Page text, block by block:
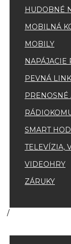
HUDOBNÉ
MOBILNÁ
MOBILY
NAPÁJACIE
PEVNÁ
SMART
TELEVÍZIA,
VIDEOHRY
ZÁRUKY